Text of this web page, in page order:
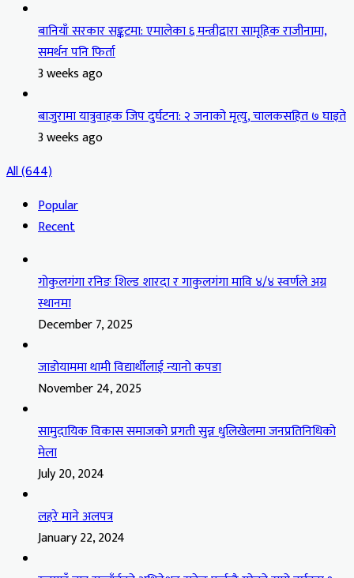
बानियाँ सरकार सङ्कटमा: एमालेका ६ मन्त्रीद्वारा सामूहिक राजीनामा,
समर्थन पनि फिर्ता
3 weeks ago
बाजुरामा यात्रुवाहक जिप दुर्घटना: २ जनाको मृत्यु, चालकसहित ७ घाइते
3 weeks ago
All (644)
Popular
Recent
गोकुलगंगा रनिङ शिल्ड शारदा र गाकुलगंगा मावि ४/४ स्वर्णले अग्र
स्थानमा
December 7, 2025
जाडोयाममा थामी विद्यार्थीलाई न्यानो कपडा
November 24, 2025
सामुदायिक विकास समाजको प्रगती सुन्न धुलिखेलमा जनप्रतिनिधिको
मेला
July 20, 2024
लहरे माने अलपत्र
January 22, 2024